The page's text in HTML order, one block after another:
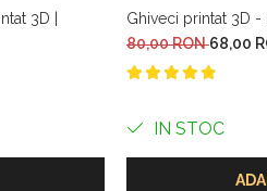
3D |
Ghiveci printat 3D
80,00 RON68,00
IN STOC